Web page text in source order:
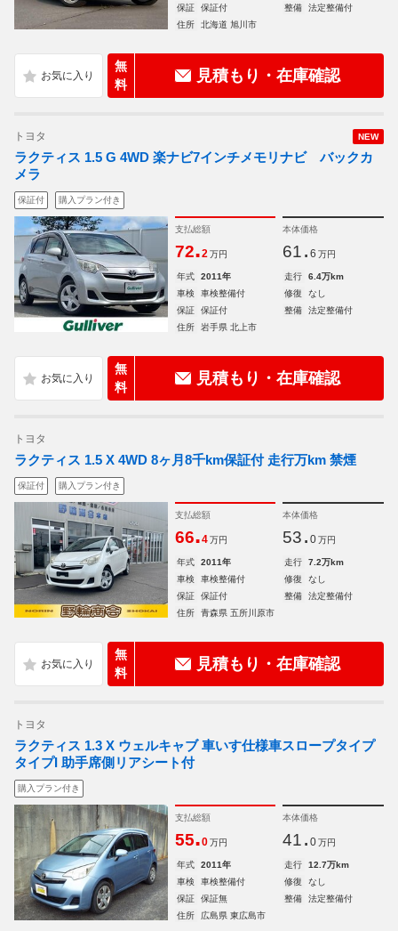
保証
保証付 整備
法定整備付
住所
北海道 旭川市
無
料
見積もり・在庫確認
NEW
トヨタ
ラクティス 1.5 G 4WD 楽ナビ7インチメモリナビ バックカ
メラ
保証付 購入プラン付き
支払総額
72.2 万円
本体価格
61. 6 万円
年式 2011年 走行
6.4万km
車検
車検整備付 修復
なし
保証
保証付 整備
法定整備付
住所
岩手県 北上市
無
料
見積もり・在庫確認
トヨタ
ラクティス 1.5 X 4WD 8ヶ月8千km保証付 走行万km 禁煙
保証付 購入プラン付き
支払総額
66.4 万円
本体価格
53. 0 万円
年式 2011年 走行
7.2万km
車検
車検整備付 修復
なし
保証
保証付 整備
法定整備付
住所
青森県 五所川原市
無
料
見積もり・在庫確認
トヨタ
ラクティス 1.3 X ウェルキャブ 車いす仕様車スロープタイプ
タイプI 助手席側リアシート付
購入プラン付き
支払総額
55.0 万円
本体価格
41. 0 万円
年式 2011年 走行
12.7万km
車検
車検整備付 修復
なし
保証
保証無 整備
法定整備付
住所
広島県 東広島市